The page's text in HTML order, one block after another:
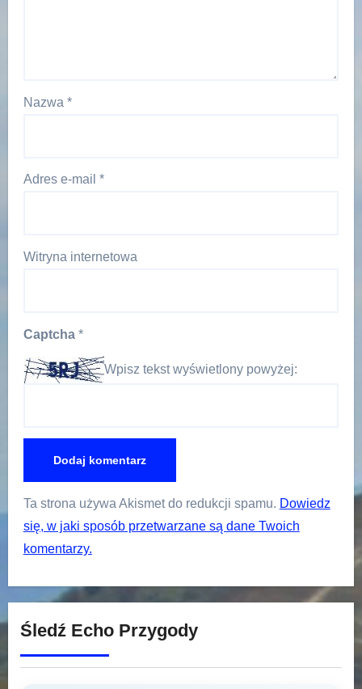
Nazwa *
Adres e-mail *
Witryna internetowa
Captcha *
Wpisz tekst wyświetlony powyżej:
Ta strona używa Akismet do redukcji spamu. Dowiedz
się, w jaki sposób przetwarzane są dane Twoich
komentarzy.
Śledź Echo Przygody